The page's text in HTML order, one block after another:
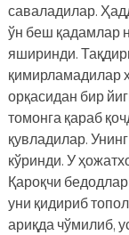
саваладилар.
ўн беш қадамлар
яширинди.
қимирламадилар
орқасидан бир
томонга қараб
қувладилар.
кўринди. У
Қароқчи
уни қидириб
ариқда чўмилиб,